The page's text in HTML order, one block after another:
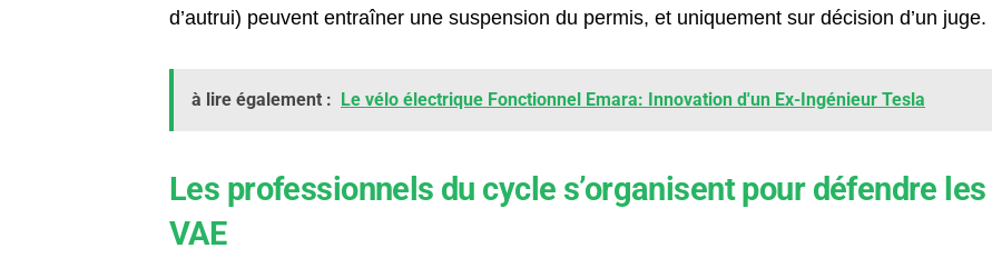
d’autrui) peuvent entraîner une suspension du permis, et uniquement sur décision d’un juge.
à lire également : Le vélo électrique Fonctionnel Emara: Innovation d'un Ex-Ingénieur Tesla
Les professionnels du cycle s’organisent pour défendre les
VAE